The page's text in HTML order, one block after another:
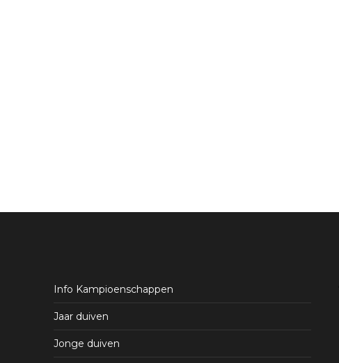
Info Kampioenschappen
Jaar duiven
Jonge duiven